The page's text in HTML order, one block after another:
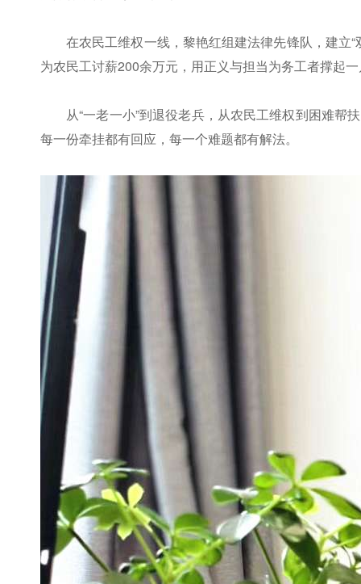
在农民工维权一线，黎艳红组建法律先锋队，建立
为农民工讨薪200余万元，用正义与担当为务工者撑起
从“一老一小”到退役老兵，从农民工维权到困难帮
每一份牵挂都有回应，每一个难题都有解法。